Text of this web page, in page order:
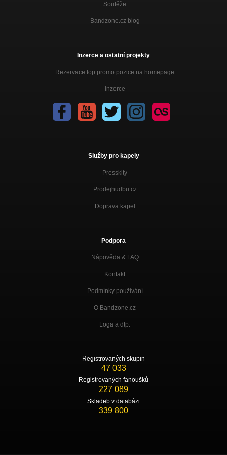
Když do hrobu, tak s muzikou!
Soutěže
Bandzone.cz blog
Inzerce a ostatní projekty
Rezervace top promo pozice na homepage
Inzerce
Služby pro kapely
Presskity
Prodejhudbu.cz
Doprava kapel
Podpora
Nápověda & FAQ
Kontakt
Podmínky používání
O Bandzone.cz
Loga a dtp.
Registrovaných skupin
47 033
Registrovaných fanoušků
227 089
Skladeb v databázi
339 800